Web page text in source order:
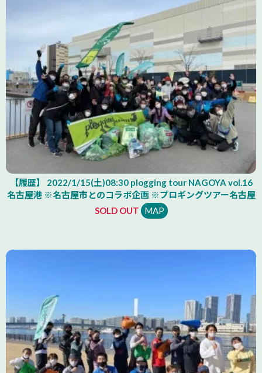
【履歴】 2022/1/15(土)08:30 plogging tour NAGOYA vol.16
名古屋港 ※名古屋市とのコラボ企画 ※プロギングツアー名古屋
SOLD OUT
MAP